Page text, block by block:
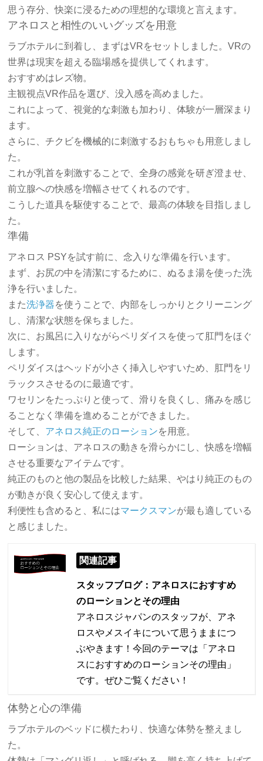
思う存分、快楽に浸るための理想的な環境と言えます。
アネロスと相性のいいグッズを用意
ラブホテルに到着し、まずはVRをセットしました。VRの
世界は現実を超える臨場感を提供してくれます。
おすすめはレズ物。
主観視点VR作品を選び、没入感を高めました。
これによって、視覚的な刺激も加わり、体験が一層深まり
ます。
さらに、チクビを機械的に刺激するおもちゃも用意しまし
た。
これが乳首を刺激することで、全身の感覚を研ぎ澄ませ、
前立腺への快感を増幅させてくれるのです。
こうした道具を駆使することで、最高の体験を目指しまし
た。
準備
アネロス PSYを試す前に、念入りな準備を行います。
まず、お尻の中を清潔にするために、ぬるま湯を使った洗
浄を行いました。
また洗浄器を使うことで、内部をしっかりとクリーニング
し、清潔な状態を保ちました。
次に、お風呂に入りながらペリダイスを使って肛門をほぐ
します。
ペリダイスはヘッドが小さく挿入しやすいため、肛門をリ
ラックスさせるのに最適です。
ワセリンをたっぷりと使って、滑りを良くし、痛みを感じ
ることなく準備を進めることができました。
そして、 アネロス純正のローションを用意。
ローションは、アネロスの動きを滑らかにし、快感を増幅
させる重要なアイテムです。
純正のものと他の製品を比較した結果、やはり純正のもの
が動きが良く安心して使えます。
利便性も含めると、私にはマークスマンが最も適している
と感じました。
関連記事
スタッフブログ：アネロスにおすすめ
のローションとその理由
アネロスジャパンのスタッフが、アネ
ロスやメスイキについて思うままにつ
ぶやきます！今回のテーマは「アネロ
スにおすすめのローションその理由」
です。ぜひご覧ください！
体勢と心の準備
ラブホテルのベッドに横たわり、快適な体勢を整えまし
た。